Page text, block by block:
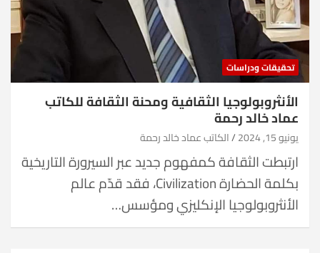
تحقيقات ودراسات
الأنثروبولوجيا الثقافية ومحنة الثقافة للكاتب
عماد خالد رحمة
يونيو 15, 2024 الكاتب عماد خالد رحمة
ارتبطت الثقافة كمفهوم جديد عبر السيرورة التاريخية
بكلمة الحضارة Civilization، فقد قدّم عالم
الأنثروبولوجيا الإنكليزي ومؤسس…